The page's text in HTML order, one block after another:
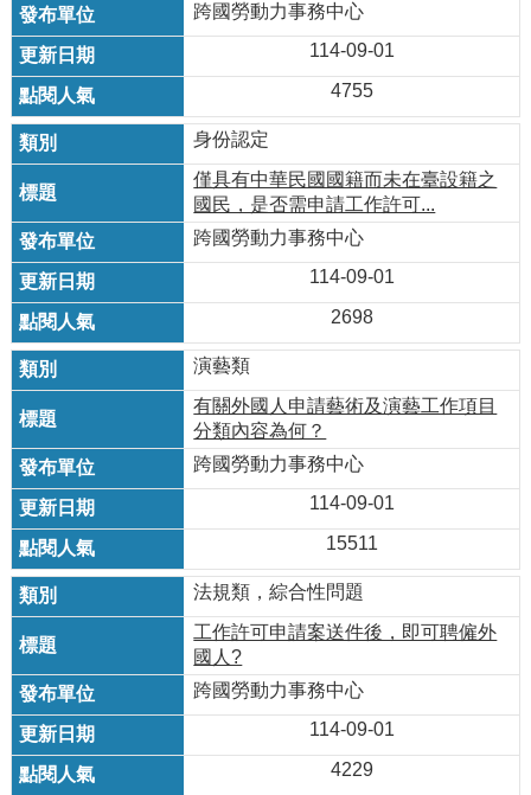
跨國勞動力事務中心
114-09-01
4755
身份認定
僅具有中華民國國籍而未在臺設籍之
國民，是否需申請工作許可...
跨國勞動力事務中心
114-09-01
2698
演藝類
有關外國人申請藝術及演藝工作項目
分類內容為何？
跨國勞動力事務中心
114-09-01
15511
法規類，綜合性問題
工作許可申請案送件後，即可聘僱外
國人?
跨國勞動力事務中心
114-09-01
4229